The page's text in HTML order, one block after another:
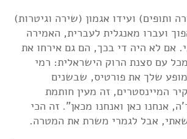
ותופים) ועידו אגמון (שירה וגיטרות)
ועברו מאנגלית לעברית, האמירה
אם לא היה די בכך, הם גם אירחו את
עם סצנת הרוק הישראלית: רמי
שלך את פורטיס, שבשנים
המיינסטרים, זה מעין חותמת
אנחנו כאן ואנחנו מכאן". זה הכי
אבל לגמרי משרת את המטרה.